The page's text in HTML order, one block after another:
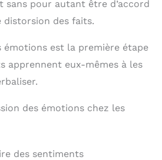
sans pour autant être d’accord
distorsion des faits.
émotions est la première étape
apprennent eux-mêmes à les
des émotions chez les
des sentiments